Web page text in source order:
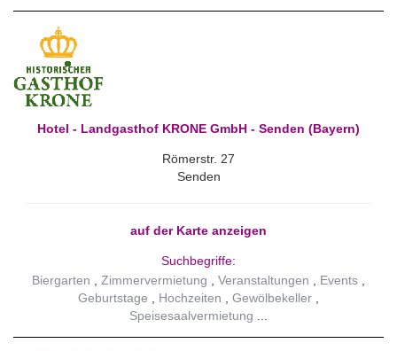
Hotel - Landgasthof KRONE GmbH - Senden (Bayern)
Römerstr. 27
Senden
auf der Karte anzeigen
Suchbegriffe:
Biergarten
Zimmervermietung Veranstaltungen
Events
Geburtstage
Hochzeiten
Gewölbekeller
Speisesaalvermietung